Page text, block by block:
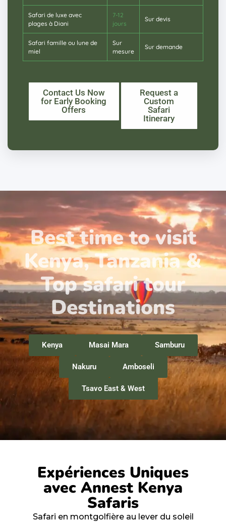
Safari de luxe avec
plages à Diani
7-12
jours
Sur devis
Safari famille ou lune de
miel
Sur
mesure
Sur demande
Contact Us Now
for Early Booking
Offers
Request a
Custom
Safari
Itinerary
Best time to visit
Kenya, Tanzania &
Top safari tour
Destinations
Kenya Masai Mara Samburu
Nakuru Amboseli
Tsavo East & West
Expériences Uniques
avec Annest Kenya
Safaris
Safari en montgolfière au lever du soleil